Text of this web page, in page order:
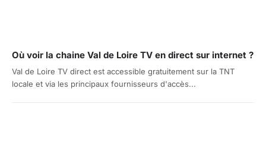
Où voir la chaine Val de Loire TV en direct sur internet ?
Val de Loire TV direct est accessible gratuitement sur la TNT
locale et via les principaux fournisseurs d'accès...